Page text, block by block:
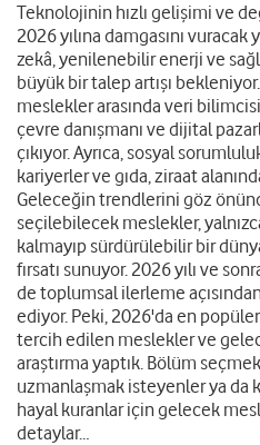
Teknolojinin hızlı gelişimi ve
2026 yılına damgasını vuracak
zekâ, yenilenebilir enerji ve
büyük bir talep artışı
meslekler arasında veri
çevre danışmanı ve dijital
çıkıyor. Ayrıca, sosyal
kariyerler ve gıda, ziraat
Geleceğin trendlerini göz
seçilebilecek meslekler,
kalmayıp sürdürülebilir bir
fırsatı sunuyor. 2026 yılı ve
de toplumsal ilerleme
ediyor. Peki, 2026'da en
tercih edilen meslekler ve
araştırma yaptık. Bölüm
uzmanlaşmak isteyenler ya
hayal kuranlar için gelecek
detaylar…